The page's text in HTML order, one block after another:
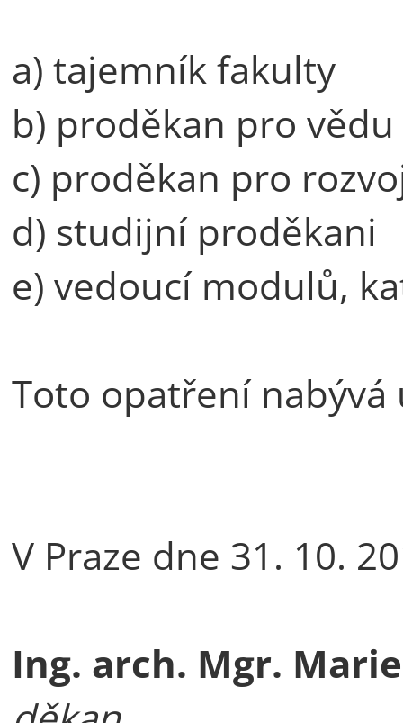
a) tajemník fakulty
b) proděkan pro
c) proděkan pro
d) studijní proděkani
e) vedoucí modulů,
Toto opatření
V Praze dne 31. 10.
Ing. arch. Mgr.